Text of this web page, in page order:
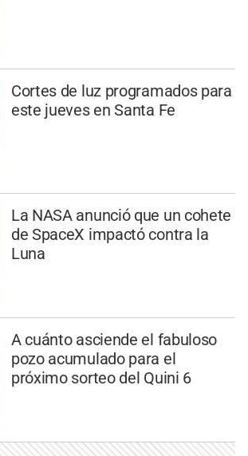
Cortes de luz programados para
este jueves en Santa Fe
La NASA anunció que un cohete
de SpaceX impactó contra la
Luna
A cuánto asciende el fabuloso
pozo acumulado para el
próximo sorteo del Quini 6